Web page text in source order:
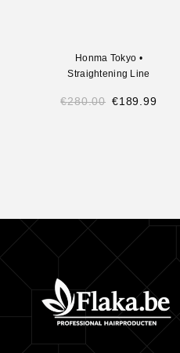
Honma Tokyo •
Straightening Line
€280.00 €189.99